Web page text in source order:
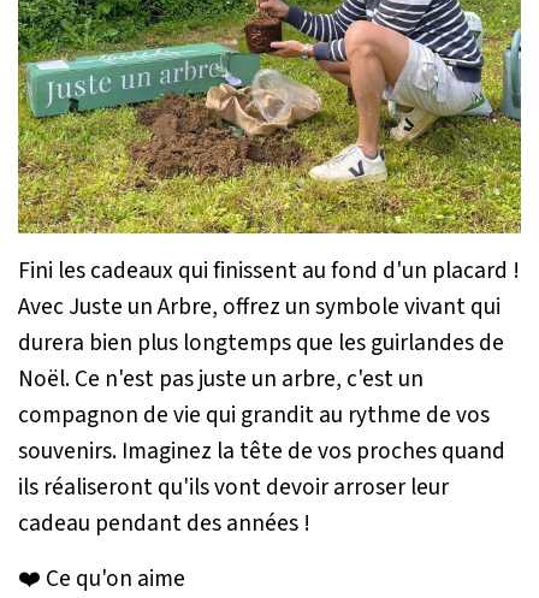
Fini les cadeaux qui finissent au fond d'un placard !
Avec Juste un Arbre, offrez un symbole vivant qui
durera bien plus longtemps que les guirlandes de
Noël. Ce n'est pas juste un arbre, c'est un
compagnon de vie qui grandit au rythme de vos
souvenirs. Imaginez la tête de vos proches quand
ils réaliseront qu'ils vont devoir arroser leur
cadeau pendant des années !
❤️ Ce qu'on aime